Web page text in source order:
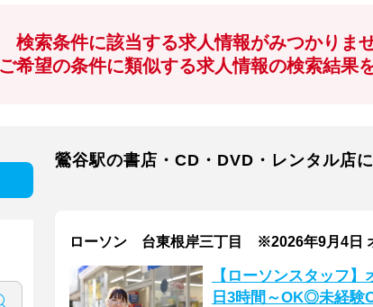
検索条件に該当する求人情報がみつかりま
ご希望の条件に類似する求人情報の検索結果
鶯谷駅の書店・CD・DVD・レンタル店
ローソン 台東根岸三丁目 ※2026年9月4日
【ローソンスタッフ
日3時間～OK◎未経験